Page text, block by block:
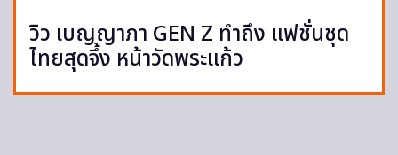
วิว เบญญาภา GEN Z ทำถึง แฟชั่นชุด
ไทยสุดจึ้ง หน้าวัดพระแก้ว